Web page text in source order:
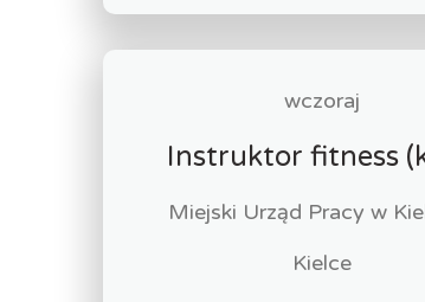
wczoraj
Instruktor fitness
Miejski Urząd Pracy w
Kielce